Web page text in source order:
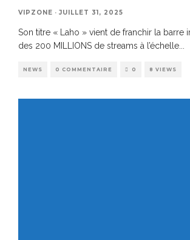
VIPZONE · JUILLET 31, 2025
Son titre « Laho » vient de franchir la barre
des 200 MILLIONS de streams à l’échelle
NEWS 0 COMMENTAIRE 0 8 VIEWS